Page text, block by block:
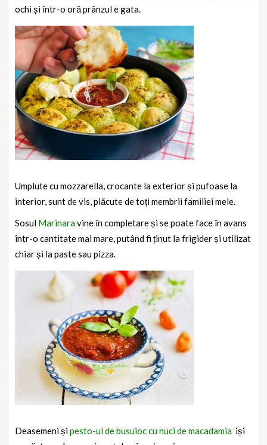
ochi și într-o oră prânzul e gata.
Umplute cu mozzarella, crocante la exterior și pufoase la
interior, sunt de vis, plăcute de toți membrii familiei mele.
Sosul Marinaravine în completare și se poate face în avans
într-o cantitate mai mare, putând fi ținut la frigider și utilizat
chiar și la paste sau pizza.
Deasemeni șipesto-ul de busuioc cu nuci de macadamia iși